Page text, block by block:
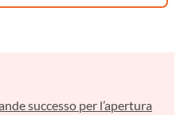
successo per l’apertura